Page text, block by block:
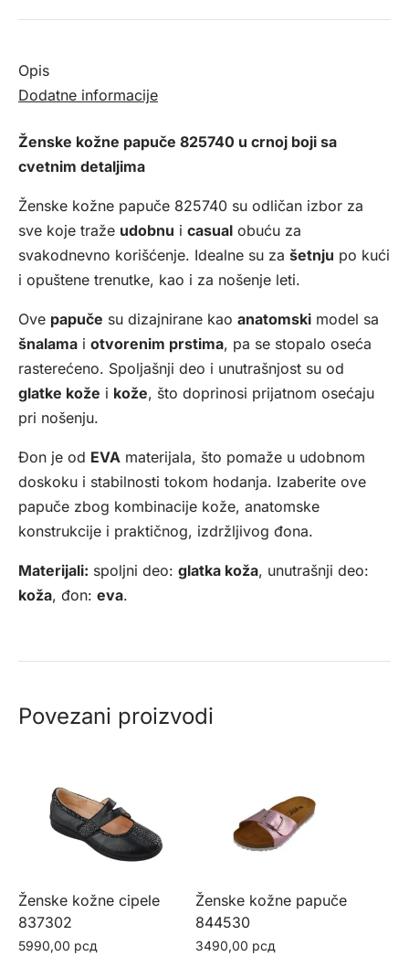
Opis
Dodatne informacije
Ženske kožne papuče 825740 u crnoj boji sa
cvetnim detaljima
Ženske kožne papuče 825740 su odličan izbor za
sve koje traže udobnu i casual obuću za
svakodnevno korišćenje. Idealne su za šetnju po kući
i opuštene trenutke, kao i za nošenje leti.
Ove papuče su dizajnirane kao anatomski model sa
šnalama i otvorenim prstima, pa se stopalo oseća
rasterećeno. Spoljašnji deo i unutrašnjost su od
glatke kože i kože, što doprinosi prijatnom osećaju
pri nošenju.
Đon je od EVA materijala, što pomaže u udobnom
doskoku i stabilnosti tokom hodanja. Izaberite ove
papuče zbog kombinacije kože, anatomske
konstrukcije i praktičnog, izdržljivog đona.
Materijali: spoljni deo: glatka koža, unutrašnji deo:
koža, đon: eva.
Povezani proizvodi
Ženske kožne cipele
837302
5990,00 рсд
Ženske kožne papuče
844530
3490,00 рсд